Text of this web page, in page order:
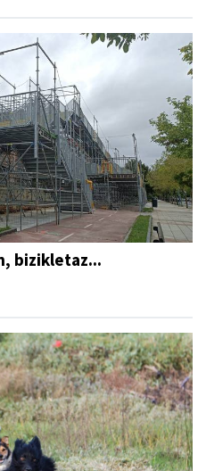
bizikletaz...